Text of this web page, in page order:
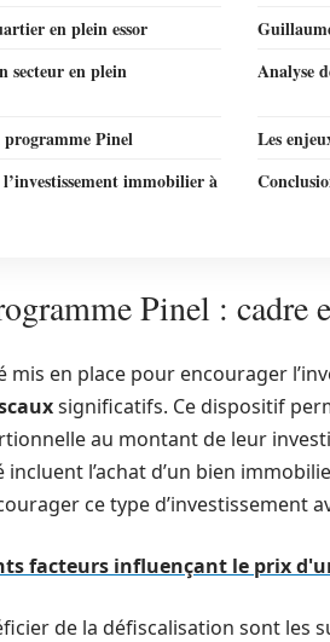
en plein essor
secteur en plein
Analyse
programme Pinel
Les
immobilier à
Pinel : cadre
mis en place pour encourager
significatifs. Ce dispositif
au montant de leur
incluent l’achat d’un bien
ce type d’investissement
facteurs influençant le prix
de la défiscalisation sont les